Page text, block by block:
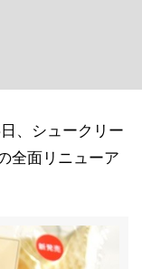
、シュークリー
全面リニューア